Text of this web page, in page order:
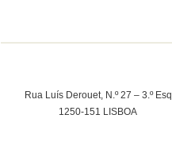
Rua Luís Derouet, N.º 27 – 3.º Esq
1250-151 LISBOA